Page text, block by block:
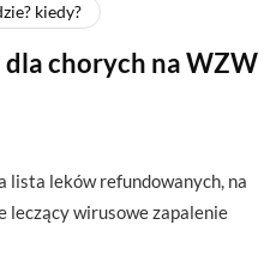
kiedy?
chorych na WZW
lista leków refundowanych, na
leczący wirusowe zapalenie